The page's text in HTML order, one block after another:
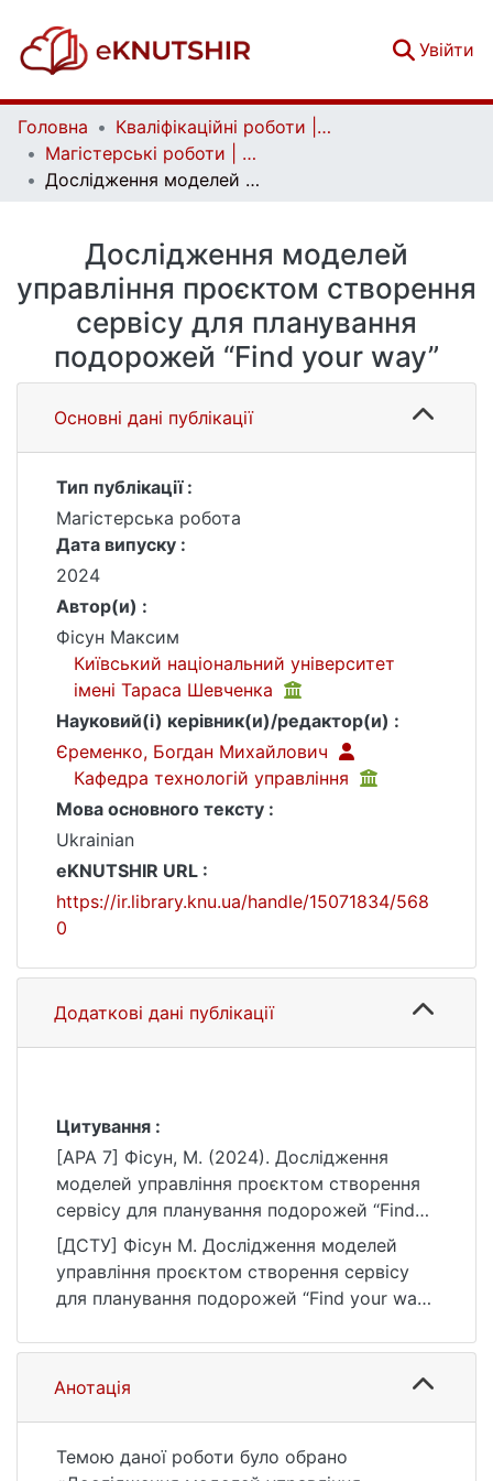
Увійти
Головна
Кваліфікаційні роботи | Qualifying works
Магістерські роботи | Master's theses
Дослідження моделей управління проєктом створення сервісу для планування подорожей “Find your way”
Дослідження моделей
управління проєктом створення
сервісу для планування
подорожей “Find your way”
Основні дані публікації
Тип публікації :
Магістерська робота
Дата випуску :
2024
Автор(и) :
Фісун Максим
Київський національний університет
імені Тараса Шевченка
Науковий(і) керівник(и)/редактор(и) :
Єременко, Богдан Михайлович
Кафедра технологій управління
Мова основного тексту :
Ukrainian
eKNUTSHIR URL :
https://ir.library.knu.ua/handle/15071834/568
0
Додаткові дані публікації
Цитування :
[APA 7] Фісун, М. (2024). Дослідження
моделей управління проєктом створення
сервісу для планування подорожей “Find
your way” [Магістерська робота, Київський
національний університет імені Тараса
Шевченка]. eKNUTSHIR.
https://ir.library.knu.ua/handle/15071834/568
0
[ДСТУ] Фісун М. Дослідження моделей
управління проєктом створення сервісу
для планування подорожей “Find your way”
Комп’ютерні науки / наук. кер. Б. М.
Єременко. Київ, 2024. 72 с. URL:
https://ir.library.knu.ua/handle/15071834/568
Анотація
Темою даної роботи було обрано